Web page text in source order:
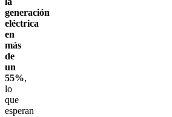
generación
eléctrica
en
más
de
un
55%,
lo
que
esperan